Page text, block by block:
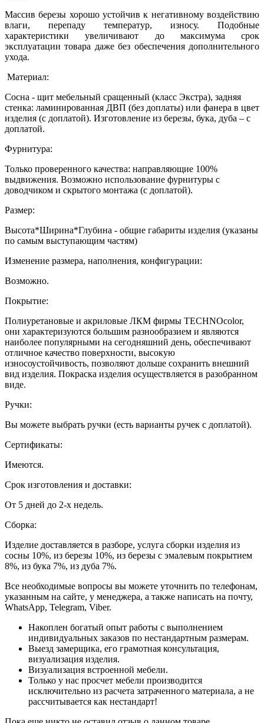
Массив березы хорошо устойчив к негативному воздействию
влаги, перепаду температур, износу. Подобные
характеристики увеличивают до максимума срок
эксплуатации товара даже без обеспечения дополнительного
ухода.
Материал:
Сосна - щит мебельный сращенный (класс Экстра), задняя
стенка: ламинированная ДВП (без доплаты) или фанера в цвет
изделия (с доплатой). Изготовление из березы, бука, дуба – с
доплатой.
Фурнитура:
Только проверенного качества: направляющие 100%
выдвижения. Возможно использование фурнитуры с
доводчиком и скрытого монтажа (с доплатой).
Размер:
Высота*Ширина*Глубина - общие габариты изделия (указаны
по самым выступающим частям)
Изменение размера, наполнения, конфигурации:
Возможно.
Покрытие:
Полиуретановые и акриловые ЛКМ фирмы TECHNOcolor,
они характеризуются большим разнообразием и являются
наиболее популярными на сегодняшний день, обеспечивают
отличное качество поверхности, высокую
износоустойчивость, позволяют дольше сохранить внешний
вид изделия. Покраска изделия осуществляется в разобранном
виде.
Ручки:
Вы можете выбрать ручки (есть варианты ручек с доплатой).
Сертификаты:
Имеются.
Срок изготовления и доставки:
От 5 дней до 2-х недель.
Сборка:
Изделие доставляется в разборе, услуга сборки изделия из
сосны 10%, из березы 10%, из березы с эмалевым покрытием
8%, из бука 7%, из дуба 7%.
Все необходимые вопросы вы можете уточнить по телефонам,
указанным на сайте, у менеджера, а также написать на почту,
WhatsApp, Telegram, Viber.
Накоплен богатый опыт работы с выполнением
индивидуальных заказов по нестандартным размерам.
Выезд замерщика, его грамотная консультация,
визуализация изделия.
Визуализация встроенной мебели.
Только у нас просчет мебели производится
исключительно из расчета затраченного материала, а не
рассчитывается как нестандарт!